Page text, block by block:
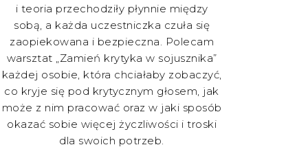
i teoria przechodziły płynnie między
sobą, a każda uczestniczka czuła się
zaopiekowana i bezpieczna. Polecam
warsztat „Zamień krytyka w sojusznika”
każdej osobie, która chciałaby zobaczyć,
co kryje się pod krytycznym głosem, jak
może z nim pracować oraz w jaki sposób
okazać sobie więcej życzliwości i troski
dla swoich potrzeb.